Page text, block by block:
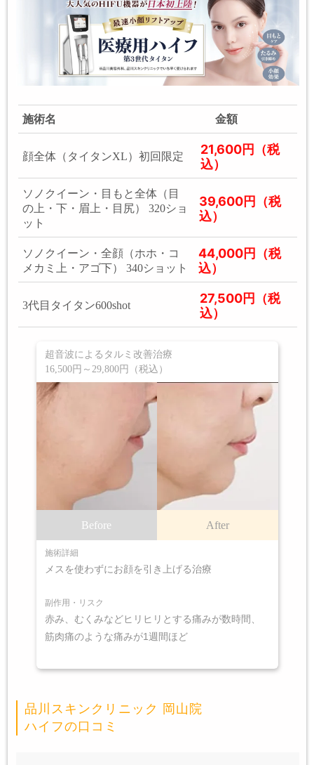
施術名 金額
顔全体（タイタンXL）初回限定
21,600円（税
込）
ソノクイーン・目もと全体（目
の上・下・眉上・目尻） 320ショ
ット
39,600円（税
込）
ソノクイーン・全顔（ホホ・コ
メカミ上・アゴ下） 340ショット
44,000円（税
込）
3代目タイタン600shot
27,500円（税
込）
超音波によるタルミ改善治療
16,500円～29,800円（税込）
Before After
施術詳細
メスを使わずにお顔を引き上げる治療
副作用・リスク
赤み、むくみなどヒリヒリとする痛みが数時間、
筋肉痛のような痛みが1週間ほど
品川スキンクリニック 岡山院
ハイフの口コミ